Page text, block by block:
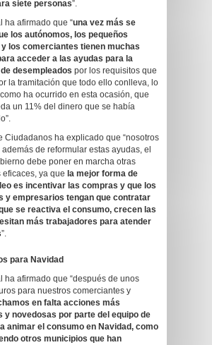
siete personas”.
ha afirmado que “una vez más se
los autónomos, los pequeños
los comerciantes tienen muchas
acceder a las ayudas para la
desempleados por los requisitos que
la tramitación que todo ello conlleva, lo
ha ocurrido en esta ocasión, que
un 11% del dinero que se había
Ciudadanos ha explicado que “nosotros
de reformular estas ayudas, el
debe poner en marcha otras
ya que la mejor forma de
es incentivar las compras y que los
y empresarios tengan que contratar
se reactiva el consumo, crecen las
más trabajadores para atender
”.
para Navidad
ha afirmado que “después de unos
para nuestros comerciantes y
en falta acciones más
y novedosas por parte del equipo de
animar el consumo en Navidad, como
otros municipios que han